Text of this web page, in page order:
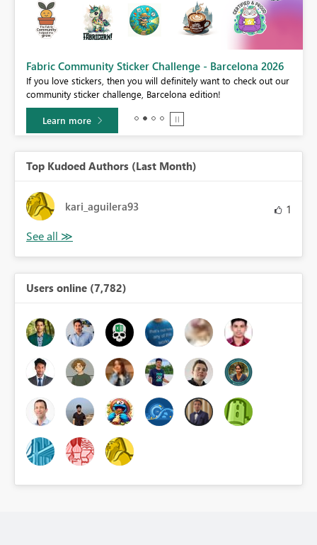
Fabric Community Sticker Challenge - Barcelona 2026
If you love stickers, then you will definitely want to check out our
community sticker challenge, Barcelona edition!
Learn more
Top Kudoed Authors (Last Month)
kari_aguilera93 1
Users online (7,782)